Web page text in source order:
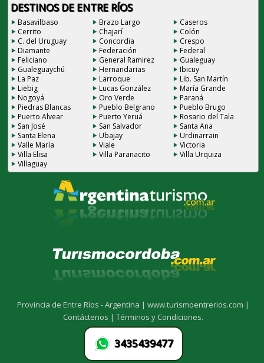
DESTINOS DE ENTRE RÍOS
Basavilbaso Brazo Largo
Caseros
Cerrito
Chajarí
Colón
C. del Uruguay
Concordia
Crespo
Diamante
Federación
Federal
Feliciano
General Ramirez
Gualeguay
Gualeguaychú
Hernandarias
Ibicuy
La Paz
Larroque
Lib. San Martín
Liebig
Lucas González
María Grande
Nogoyá
Oro Verde
Paraná
Piedras Blancas
Pueblo Belgrano
Pueblo Brugo
Puerto Alvear
Puerto Yeruá
Rosario del Tala
San José
San Salvador
Santa Ana
Santa Elena
Ubajay
Urdinarrain
Valle María
Viale
Victoria
Villa Elisa
Villa Paranacito
Villa Urquiza
Villaguay
Provincia de Entre Ríos - Argentina |www.turismoentrerios.com |
Contáctenos |Términos y Condiciones.
3435439477